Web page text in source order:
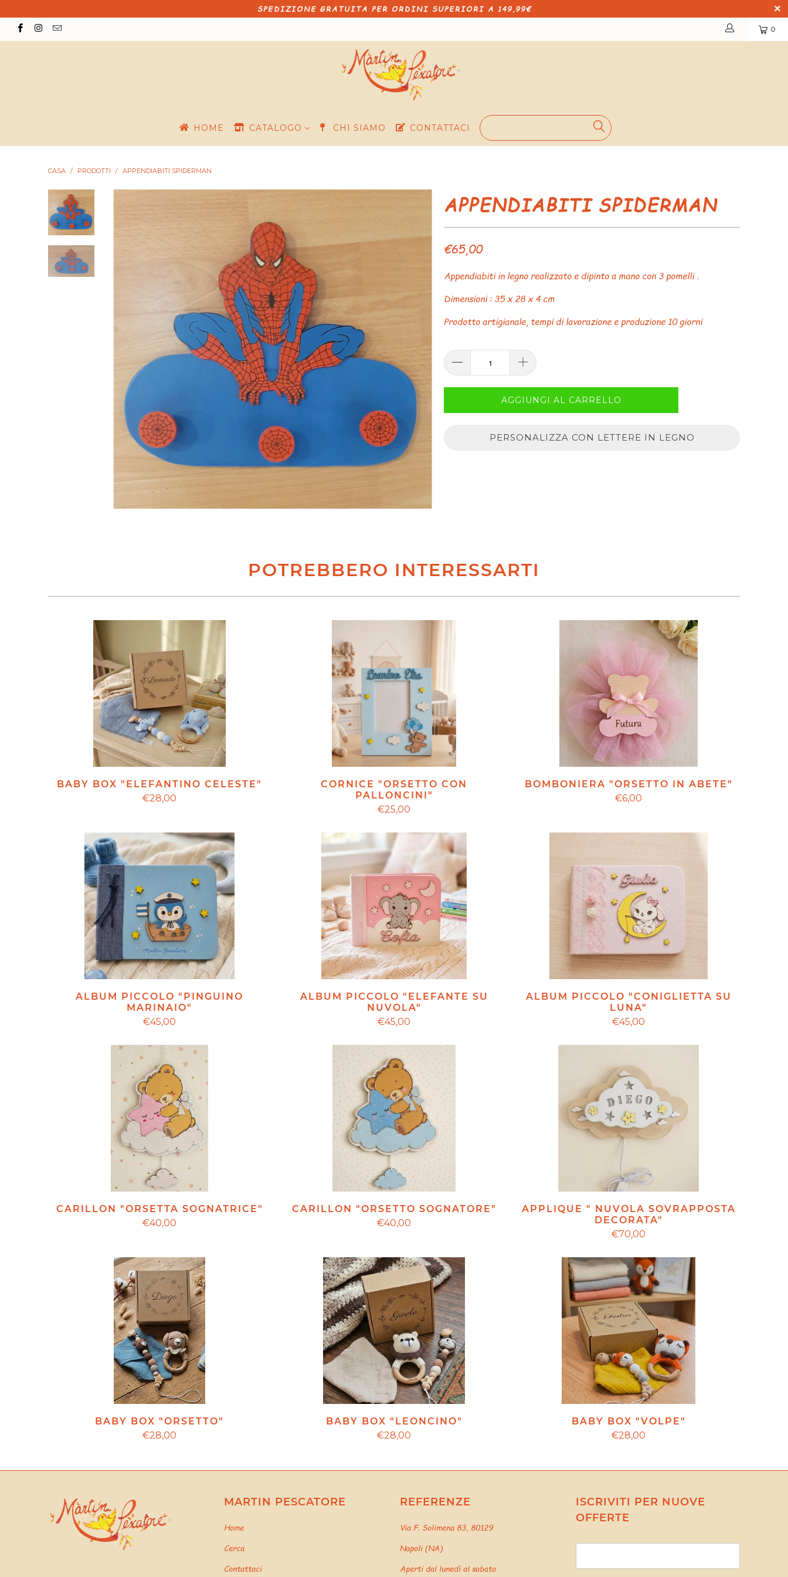
SPEDIZIONE GRATUITA PER ORDINI SUPERIORI A 149,99€
0
HOME CATALOGO CHI SIAMO CONTATTACI
CASA / PRODOTTI / APPENDIABITI SPIDERMAN
APPENDIABITI SPIDERMAN
€65,00
Appendiabiti in legno realizzato e dipinto a mano con 3 pomelli .
Dimensioni : 35 x 28 x 4 cm
Prodotto artigianale, tempi di lavorazione e produzione 10 giorni
AGGIUNGI AL CARRELLO
PERSONALIZZA CON LETTERE IN LEGNO
POTREBBERO INTERESSARTI
BABY BOX "ELEFANTINO CELESTE"
€28,00
CORNICE "ORSETTO CON
PALLONCINI"
€25,00
BOMBONIERA "ORSETTO IN ABETE"
€6,00
ALBUM PICCOLO "PINGUINO
MARINAIO"
€45,00
ALBUM PICCOLO "ELEFANTE SU
NUVOLA"
€45,00
ALBUM PICCOLO "CONIGLIETTA SU
LUNA"
€45,00
CARILLON "ORSETTA SOGNATRICE"
€40,00
CARILLON "ORSETTO SOGNATORE"
€40,00
APPLIQUE " NUVOLA SOVRAPPOSTA
DECORATA"
€70,00
BABY BOX "ORSETTO"
€28,00
BABY BOX "LEONCINO"
€28,00
BABY BOX "VOLPE"
€28,00
MARTIN PESCATORE
Home
Cerca
Contattaci
REFERENZE
Via F. Solimena 83, 80129
Napoli (NA)
Aperti dal lunedì al sabato
ISCRIVITI PER NUOVE
OFFERTE